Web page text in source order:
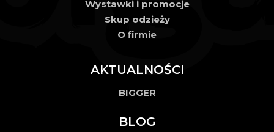
Wystawki i promocje
Skup odzieży
O firmie
AKTUALNOŚCI
BIGGER
BLOG